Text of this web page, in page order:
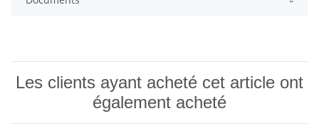
Les clients ayant acheté cet article ont
également acheté